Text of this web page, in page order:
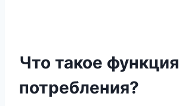
Что такое функция
потребления?